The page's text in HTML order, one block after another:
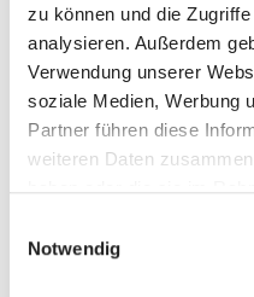
zu können und die
analysieren. Außerdem
Verwendung unserer
soziale Medien, Werbung
Partner führen diese
weiteren Daten
haben oder die sie im
Notwendig
Heizung / Klima
Umluftanlage
Gasheizung
Klimaautomatik